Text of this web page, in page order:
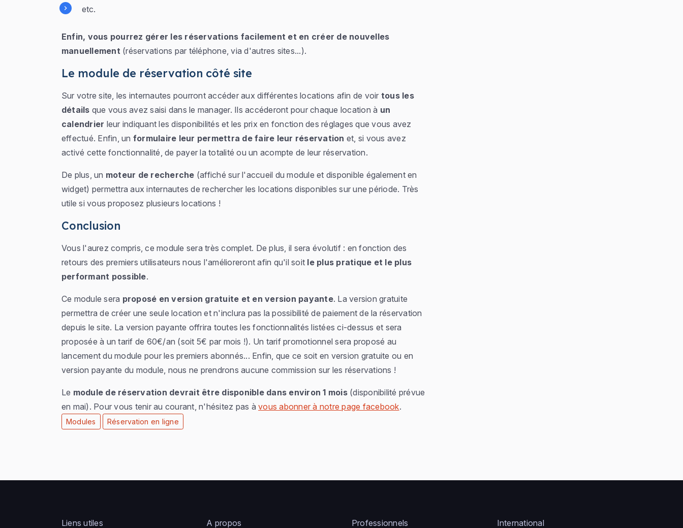
etc.
Enfin, vous pourrez gérer les réservations facilement et en créer de nouvelles
manuellement (réservations par téléphone, via d'autres sites...).
Le module de réservation côté site
Sur votre site, les internautes pourront accéder aux différentes locations afin de voir tous les
détails que vous avez saisi dans le manager. Ils accéderont pour chaque location à un
calendrier leur indiquant les disponibilités et les prix en fonction des réglages que vous avez
effectué. Enfin, un formulaire leur permettra de faire leur réservation et, si vous avez
activé cette fonctionnalité, de payer la totalité ou un acompte de leur réservation.
De plus, un moteur de recherche (affiché sur l'accueil du module et disponible également en
widget) permettra aux internautes de rechercher les locations disponibles sur une période. Très
utile si vous proposez plusieurs locations !
Conclusion
Vous l'aurez compris, ce module sera très complet. De plus, il sera évolutif : en fonction des
retours des premiers utilisateurs nous l'amélioreront afin qu'il soit le plus pratique et le plus
performant possible.
Ce module sera proposé en version gratuite et en version payante. La version gratuite
permettra de créer une seule location et n'inclura pas la possibilité de paiement de la réservation
depuis le site. La version payante offrira toutes les fonctionnalités listées ci-dessus et sera
proposée à un tarif de 60€/an (soit 5€ par mois !). Un tarif promotionnel sera proposé au
lancement du module pour les premiers abonnés... Enfin, que ce soit en version gratuite ou en
version payante du module, nous ne prendrons aucune commission sur les réservations !
Le module de réservation devrait être disponible dans environ 1 mois(disponibilité prévue
en mai). Pour vous tenir au courant, n'hésitez pas àvous abonner à notre page facebook.
Modules Réservation en ligne
Liens utiles A propos Professionnels International